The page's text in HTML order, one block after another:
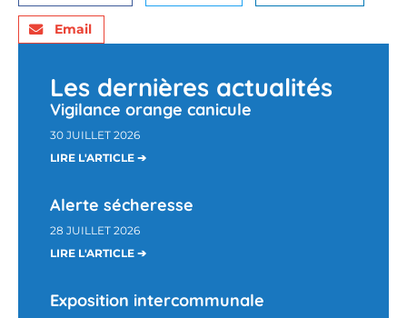
Email
Les dernières actualités
Vigilance orange canicule
30 JUILLET 2026
LIRE L'ARTICLE ➔
Alerte sécheresse
28 JUILLET 2026
LIRE L'ARTICLE ➔
Exposition intercommunale